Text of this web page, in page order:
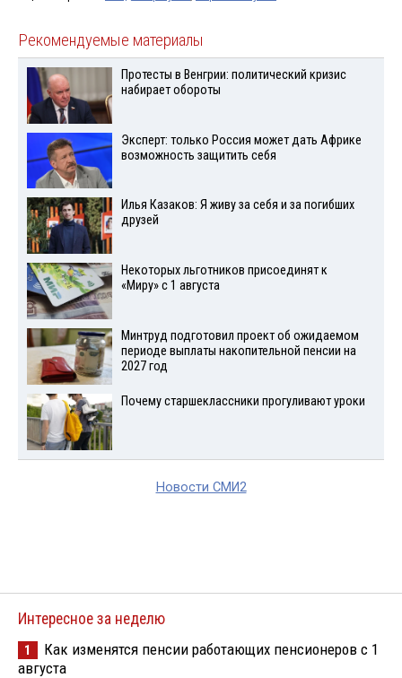
Рекомендуемые материалы
Протесты в Венгрии: политический кризис
набирает обороты
Эксперт: только Россия может дать Африке
возможность защитить себя
Илья Казаков: Я живу за себя и за погибших
друзей
Некоторых льготников присоединят к
«Миру» с 1 августа
Минтруд подготовил проект об ожидаемом
периоде выплаты накопительной пенсии на
2027 год
Почему старшеклассники прогуливают уроки
Новости СМИ2
Интересное за неделю
1
Как изменятся пенсии работающих пенсионеров с 1
августа